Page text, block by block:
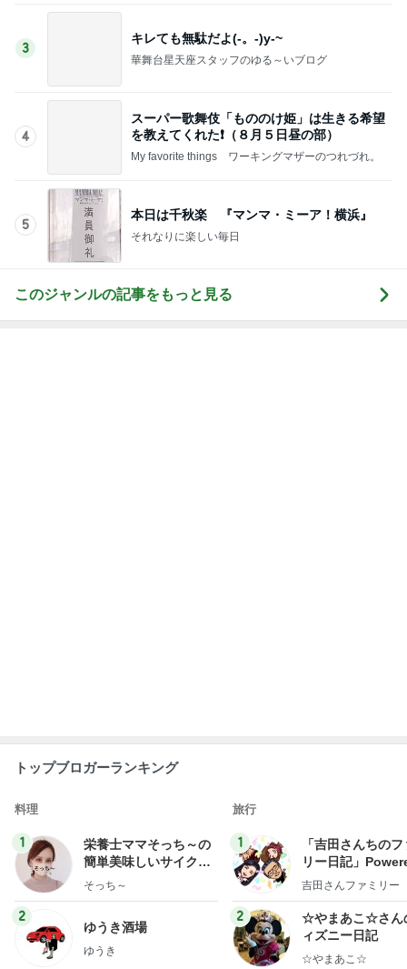
3
キレても無駄だよ(-。-)y-~
華舞台星天座スタッフのゆる～いブログ
4
スーパー歌舞伎「もののけ姫」は生きる希望
を教えてくれた❗️（８月５日昼の部）
My favorite things ワーキングマザーのつれづれ。
5
本日は千秋楽 『マンマ・ミーア！横浜』
それなりに楽しい毎日
このジャンルの記事をもっと見る
トップブロガーランキング
料理
1
栄養士ママそっち～の
簡単美味しいサイクル
献立
そっち～
2
ゆうき酒場
ゆうき
旅行
1
「吉田さんちの
リー日記」
y Ameba 吉田さ
ログ
吉田さんファミリー
2
☆やまあこ☆さん
ィズニー日記
☆やまあこ☆